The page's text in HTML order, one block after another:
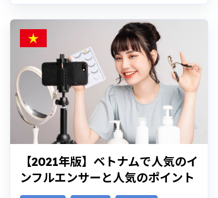
【2021年版】ベトナムで人気のイ
ンフルエンサーと人気のポイント